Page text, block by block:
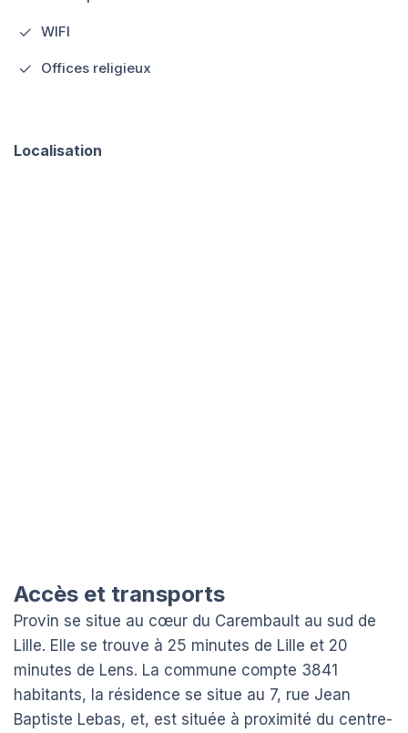
WIFI
Offices religieux
Localisation
Accès et transports
Provin se situe au cœur du Carembault au sud de
Lille. Elle se trouve à 25 minutes de Lille et 20
minutes de Lens. La commune compte 3841
habitants, la résidence se situe au 7, rue Jean
Baptiste Lebas, et, est située à proximité du centre-